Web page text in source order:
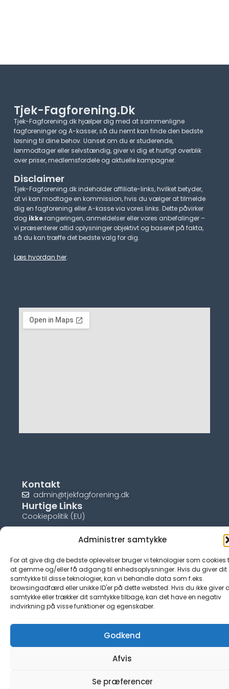
Administrer samtykke
For at give dig de bedste oplevelser bruger vi teknologier som cookies
at gemme og/eller få adgang til enhedsoplysninger. Hvis du giver dit
samtykke til disse teknologier, kan vi behandle data som f.eks.
browsingadfærd eller unikke ID'er på dette websted. Hvis du ikke giver
samtykke eller trækker dit samtykke tilbage, kan det have en negativ
indvirkning på visse funktioner og egenskaber.
Godkend
Afvis
Se præferencer
Tjek-Fagforening.dk
Tjek-Fagforening.dk hjælper dig med at sammenligne
fagforeninger og A-kasser, så du nemt kan finde den bedste
løsning til dine behov. Uanset om du er studerende,
lønmodtager eller selvstændig, giver vi dig et hurtigt overblik
over priser, medlemsfordele og aktuelle kampagner.​
Disclaimer
Tjek-Fagforening.dk indeholder affiliate-links, hvilket betyder,
at vi kan modtage en kommission, hvis du vælger at tilmelde
dig en fagforening eller A-kasse via vores links. Dette påvirker
dog ikkerangeringen, anmeldelser eller vores anbefalinger –
vi præsenterer altid oplysninger objektivt og baseret på fakta,
så du kan træffe det bedste valg for dig.
Læs hvordan her.
Kontakt
admin@tjekfagforening.dk
Hurtige Links
Cookiepolitik (EU)
© tjek-fagforening.dk